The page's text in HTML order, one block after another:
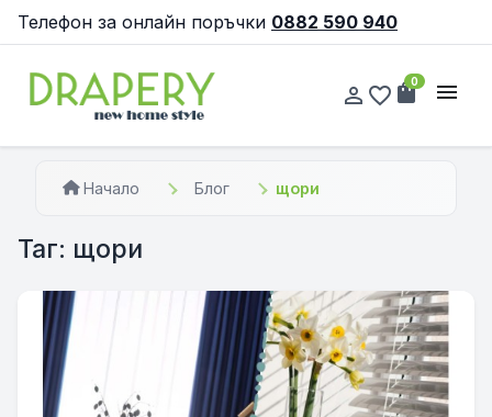
Телефон за онлайн поръчки 0882 590 940
person_outline favorite_border shopping_bag
0 menu
Начало Блог щори
Таг: щори